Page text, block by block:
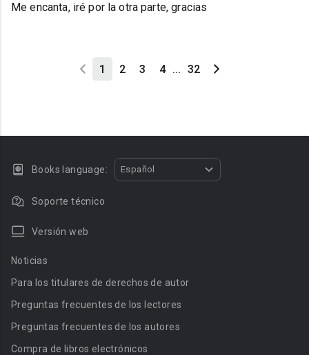
Me encanta, iré por la otra parte, gracias
1 2 3 4 ... 32
Books language: Español
Soporte técnico
Versión web
Noticias
Para los titulares de derechos de autor
Preguntas frecuentes de los lectores
Preguntas frecuentes de los autores
Compra de libros electrónicos